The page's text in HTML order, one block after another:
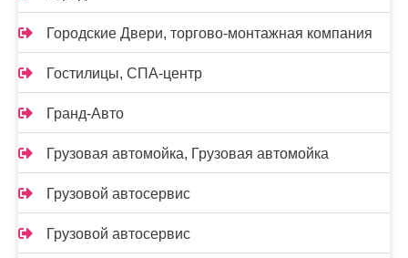
Городские Двери, торгово-монтажная компания
Гостилицы, СПА-центр
Гранд-Авто
Грузовая автомойка, Грузовая автомойка
Грузовой автосервис
Грузовой автосервис